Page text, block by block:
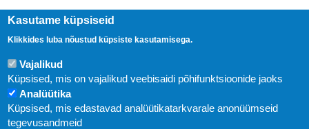
Uudised
Kasutame küpsiseid
Klikkides luba nõustud küpsiste kasutamisega.
Vajalikud
Küpsised, mis on vajalikud veebisaidi põhifunktsioonide jaoks
Analüütika
Küpsised, mis edastavad analüütikatarkvarale anonüümseid
tegevusandmeid